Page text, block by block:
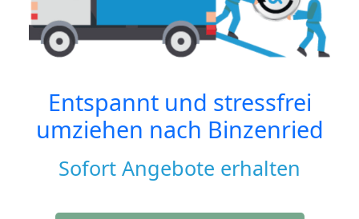
Entspannt und stressfrei
umziehen nach Binzenried
Sofort Angebote erhalten